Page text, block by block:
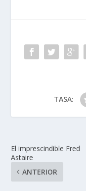
o
o
k
dI
n
TASA:
El imprescindible Fred
Astaire
ANTERIOR